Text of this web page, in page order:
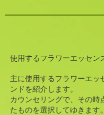
使用する​フラワーエッセン
主に使用するフラワーエッ
ンドを紹介します。
カウンセリングで、その時
たものを選択してゆきます。